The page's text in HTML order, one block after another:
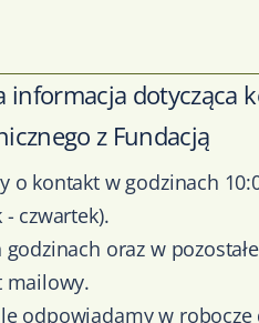
informacja dotycząca
z Fundacją
o kontakt w godzinach
czwartek).
godzinach oraz w
mailowy.
odpowiadamy w robocze